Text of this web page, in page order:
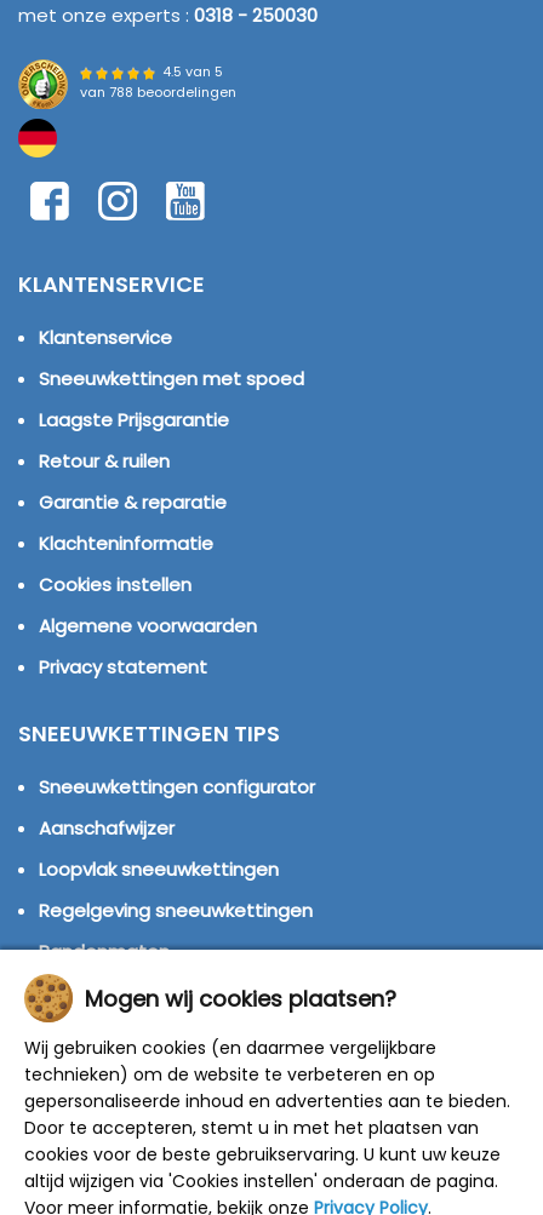
met onze experts : 0318 - 250030
4.5 van 5
van 788 beoordelingen
KLANTENSERVICE
Klantenservice
Sneeuwkettingen met spoed
Laagste Prijsgarantie
Retour & ruilen
Garantie & reparatie
Klachteninformatie
Cookies instellen
Algemene voorwaarden
Privacy statement
SNEEUWKETTINGEN TIPS
Sneeuwkettingen configurator
Aanschafwijzer
Loopvlak sneeuwkettingen
Regelgeving sneeuwkettingen
Bandenmaten
Montage handleidingen
Winterbanden
© 2014 - 2025 Sneeuwkettingen4u - Alle rechten
voorbehouden
De getoonde adviesprijzen zijn door de fabrikant
bepaald.
Mogen wij cookies plaatsen?
Wij gebruiken cookies (en daarmee vergelijkbare
technieken) om de website te verbeteren en op
gepersonaliseerde inhoud en advertenties aan te bieden.
Door te accepteren, stemt u in met het plaatsen van
cookies voor de beste gebruikservaring. U kunt uw keuze
altijd wijzigen via 'Cookies instellen' onderaan de pagina.
Voor meer informatie, bekijk onze Privacy Policy.